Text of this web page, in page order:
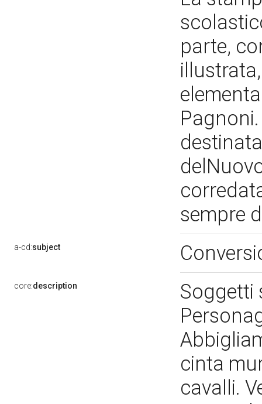
parte,
sempre
a-cd:subject
core:description
Soggetti
cinta
cavalli.